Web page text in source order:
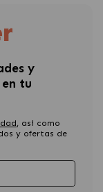
y
tu
, asi como
y ofertas de